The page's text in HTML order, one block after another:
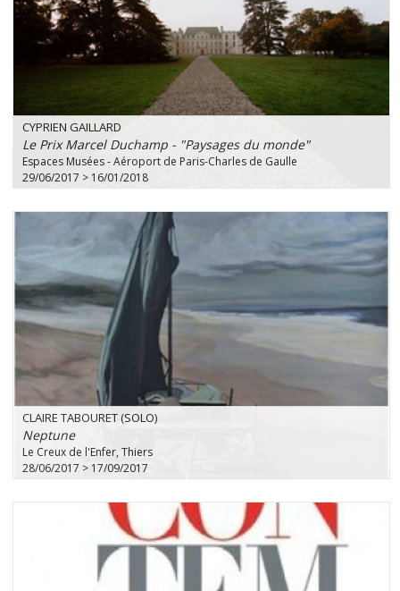
CYPRIEN GAILLARD
Le Prix Marcel Duchamp - "Paysages du monde"
Espaces Musées - Aéroport de Paris-Charles de Gaulle
29/06/2017 > 16/01/2018
CLAIRE TABOURET (SOLO)
Neptune
Le Creux de l'Enfer, Thiers
28/06/2017 > 17/09/2017